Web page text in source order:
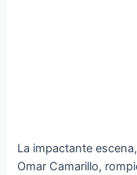
La impactante
Omar Camarillo,